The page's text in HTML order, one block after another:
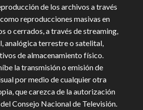
de los archivos a través
reproducciones masivas en
o cerrados, a través de streaming,
analógica terrestre o satelital,
de almacenamiento físico.
la transmisión o emisión de
por medio de cualquier otra
que carezca de la autorización
Consejo Nacional de Televisión.